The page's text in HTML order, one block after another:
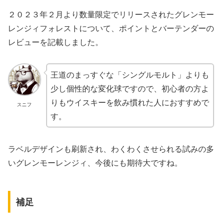
２０２３年２月より数量限定でリリースされたグレンモー
レンジィフォレストについて、ポイントとバーテンダーの
レビューを記載しました。
スニフ
王道のまっすぐな「シングルモルト」よりも
少し個性的な変化球ですので、初心者の方よ
りもウイスキーを飲み慣れた人におすすめで
す。
ラベルデザインも刷新され、わくわくさせられる試みの多
いグレンモーレンジィ、今後にも期待大ですね。
補足